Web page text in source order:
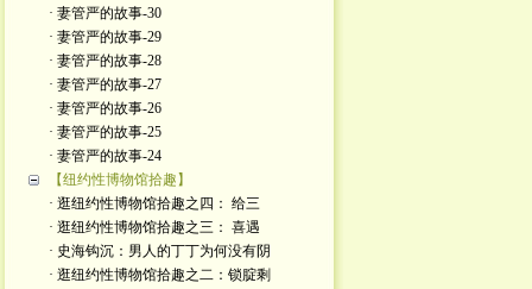
· 妻管严的故事-30
· 妻管严的故事-29
· 妻管严的故事-28
· 妻管严的故事-27
· 妻管严的故事-26
· 妻管严的故事-25
· 妻管严的故事-24
【纽约性博物馆拾趣】
· 逛纽约性博物馆拾趣之四： 给三
· 逛纽约性博物馆拾趣之三： 喜遇
· 史海钩沉：男人的丁丁为何没有阴
· 逛纽约性博物馆拾趣之二：锁腚剩